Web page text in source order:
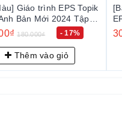
[Bản Màu] Combo Giáo trình
EPS Topik Hàn - Anh Bản Mới
2024 Tập 1+2 - EPS-Topik NEW
한국어 표준교재 1+2 (일상생활
한국어)
300.000₫ 360.000₫
Thêm vào giỏ